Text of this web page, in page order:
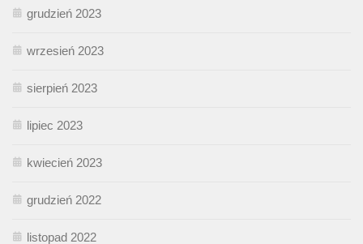
grudzień 2023
wrzesień 2023
sierpień 2023
lipiec 2023
kwiecień 2023
grudzień 2022
listopad 2022